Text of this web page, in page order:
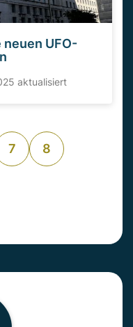
UFO-
aktualisiert
7 8